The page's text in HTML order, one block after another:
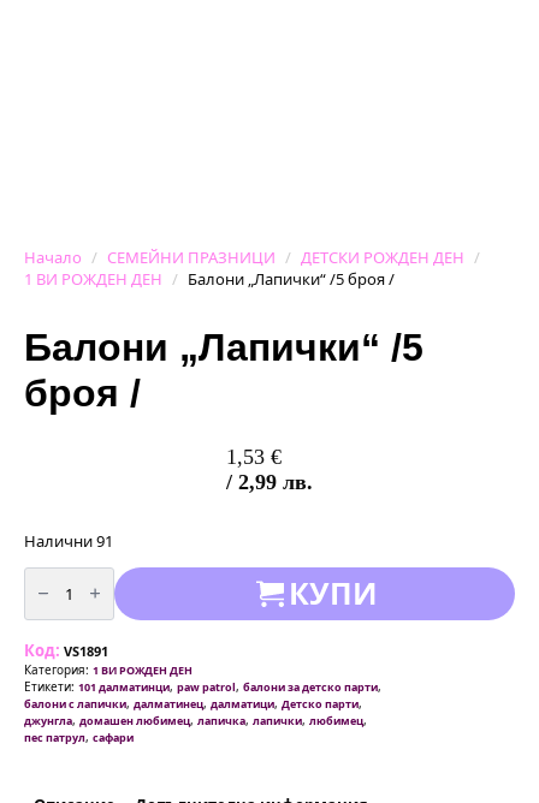
Начало СЕМЕЙНИ ПРАЗНИЦИ
ДЕТСКИ РОЖДЕН ДЕН
1 ВИ РОЖДЕН ДЕН
Балони „Лапички“ /5 броя /
Балони „Лапички“ /5
броя /
1,53 €
/ 2,99 лв.
Налични 91
количество
за
Балони
"Лапички"
броя
/
КУПИ
Код: VS1891
Категория: 1 ВИ РОЖДЕН ДЕН
Етикети: 101 далматинци, paw patrol, балони за детско парти,
балони с лапички, далматинец, далматици, Детско парти,
джунгла, домашен любимец, лапичка, лапички, любимец,
пес патрул, сафари